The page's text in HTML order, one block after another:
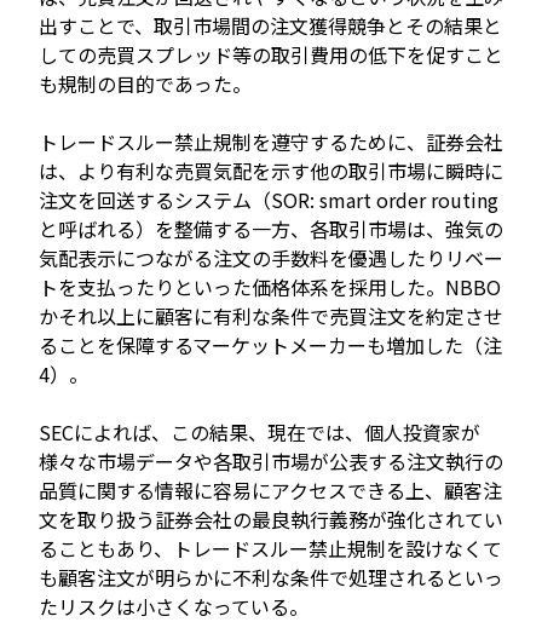
出すことで、取引市場間の注文獲得競争とその結果と
しての売買スプレッド等の取引費用の低下を促すこと
も規制の目的であった。
トレードスルー禁止規制を遵守するために、証券会社
は、より有利な売買気配を示す他の取引市場に瞬時に
注文を回送するシステム（SOR: smart order routing
と呼ばれる）を整備する一方、各取引市場は、強気の
気配表示につながる注文の手数料を優遇したりリベー
トを支払ったりといった価格体系を採用した。NBBO
かそれ以上に顧客に有利な条件で売買注文を約定させ
ることを保障するマーケットメーカーも増加した（注
4）。
SECによれば、この結果、現在では、個人投資家が
様々な市場データや各取引市場が公表する注文執行の
品質に関する情報に容易にアクセスできる上、顧客注
文を取り扱う証券会社の最良執行義務が強化されてい
ることもあり、トレードスルー禁止規制を設けなくて
も顧客注文が明らかに不利な条件で処理されるといっ
たリスクは小さくなっている。